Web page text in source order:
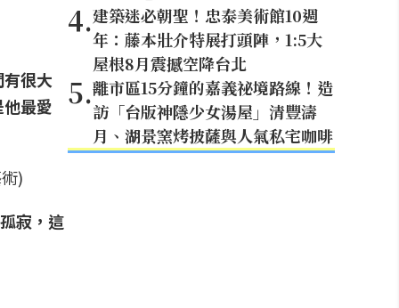
很大
最愛
)
寂，這
4.建築迷必朝聖！忠泰美術館10週
年：藤本壯介特展打頭陣，1:5大
屋根8月震撼空降台北
5.離市區15分鐘的嘉義祕境路線！造
訪「台版神隱少女湯屋」清豐濤
月、湖景窯烤披薩與人氣私宅咖啡